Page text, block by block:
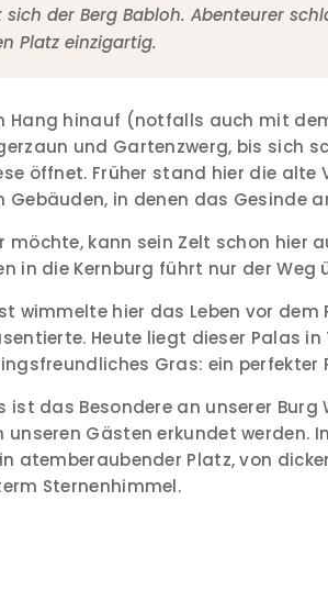
der Berg Babloh. Abenteurer
Platz einzigartig.
Hang hinauf (notfalls auch mit
und Gartenzwerg, bis sich
öffnet. Früher stand hier die alte
Gebäuden, in denen das Gesinde
möchte, kann sein Zelt schon hier
in die Kernburg führt nur der Weg
wimmelte hier das Leben vor
Heute liegt dieser Palas
Gras: ein perfekter
ist das Besondere an unserer
unseren Gästen erkundet werden.
atemberaubender Platz, von
Sternenhimmel.